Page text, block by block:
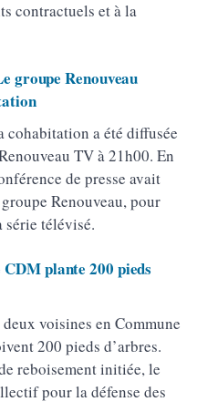
contractuels et à la
groupe Renouveau
cohabitation a été diffusée
TV à 21h00. En
de presse avait
Renouveau, pour
série télévisé.
plante 200 pieds
voisines en Commune
200 pieds d’arbres.
reboisement initiée, le
pour la défense des